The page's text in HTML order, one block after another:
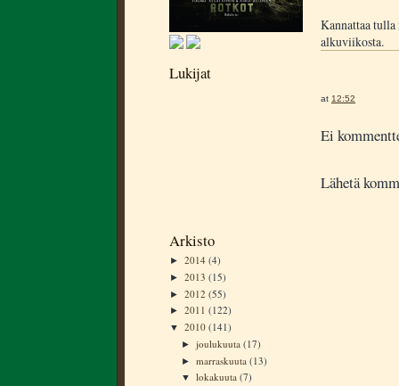
Lukijat
Arkisto
► 2014 (4)
► 2013 (15)
► 2012 (55)
► 2011 (122)
▼ 2010 (141)
►joulukuuta(17)
►marraskuuta(13)
▼lokakuuta(7)
Kannattaa tulla
alkuviikosta.
at 12:52
Ei
Lähetä